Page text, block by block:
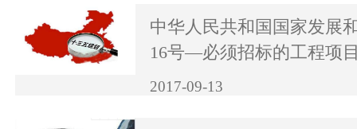
中华人民共和国国家发展
16号—必须招标的工程项
2017-09-13